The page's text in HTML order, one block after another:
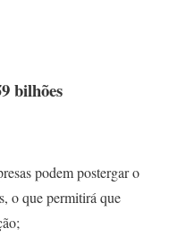
bilhões
podem postergar o
o que permitirá que